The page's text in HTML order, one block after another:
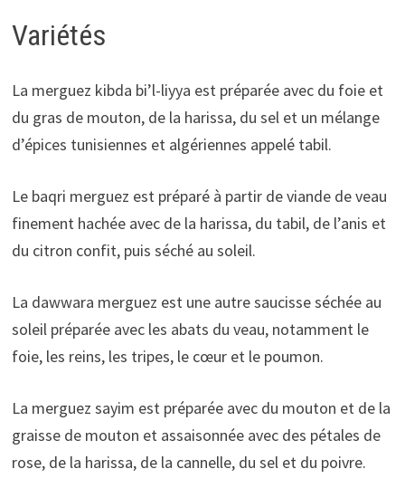
Variétés
La merguez kibda bi’l-liyya est préparée avec du foie et
du gras de mouton, de la harissa, du sel et un mélange
d’épices tunisiennes et algériennes appelé tabil.
Le baqri merguez est préparé à partir de viande de veau
finement hachée avec de la harissa, du tabil, de l’anis et
du citron confit, puis séché au soleil.
La dawwara merguez est une autre saucisse séchée au
soleil préparée avec les abats du veau, notamment le
foie, les reins, les tripes, le cœur et le poumon.
La merguez sayim est préparée avec du mouton et de la
graisse de mouton et assaisonnée avec des pétales de
rose, de la harissa, de la cannelle, du sel et du poivre.